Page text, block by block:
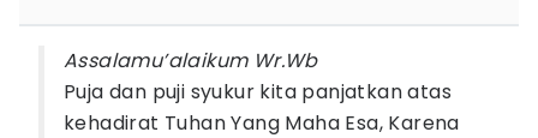
Assalamu’alaikum Wr.Wb
Puja dan puji syukur kita panjatkan atas
kehadirat Tuhan Yang Maha Esa, Karena